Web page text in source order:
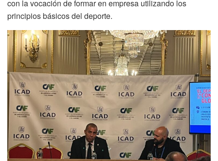
con la vocación de formar en empresa utilizando los
principios básicos del deporte.